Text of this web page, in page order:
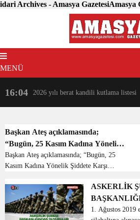
idari Archives - Amasya GazetesiAmasya
MENÜ
16:04 2026 yılı berat kandili kutlama listesi
Başkan Ateş açıklamasında;
“Bugün, 25 Kasım Kadına Yönelik
Şiddete Karşı Uluslararası
Mücadele Günü. Cumhuriyet Halk
ve 973 ilçede alanlarda eş zamanlı
basın açıklaması yapıyoruz. Şiddet
nedeniyle yaşamını yitiren tüm kız
Başkan Ateş açıklamasında; “Bugün, 25
Kasım Kadına Yönelik Şiddete Karşı
Cumhuriyet Halk Partisi Kadın Kolları
olarak, 81 il ve 973 ilçede alanlarda eş
zamanlı basın açıkla...
ASKERLİK
1. Ağustos 2019